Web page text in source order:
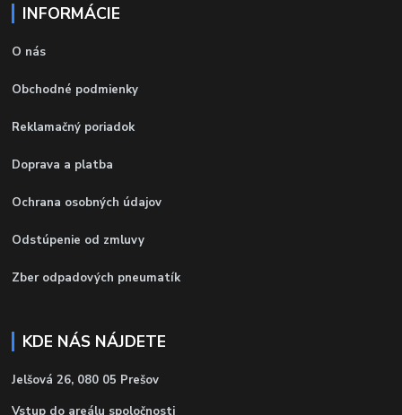
INFORMÁCIE
O nás
Obchodné podmienky
Reklamačný poriadok
Doprava a platba
Ochrana osobných údajov
Odstúpenie od zmluvy
Zber odpadových pneumatík
KDE NÁS NÁJDETE
Jelšová 26, 080 05 Prešov
Vstup do areálu spoločnosti